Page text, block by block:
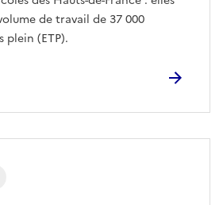
de travail de 37 000
plein (ETP).